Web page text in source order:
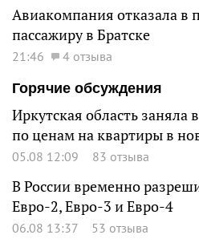
Авиакомпания отказала в
пассажиру в Братске
21:46
4 отзыва
Горячие обсуждения
Иркутская область заняла
по ценам на квартиры в
05.08 12:09 83 отзыва
В России временно
Евро-2, Евро-3 и Евро-4
06.08 13:37 53 отзыва